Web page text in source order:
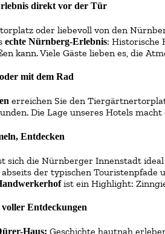
direkt vor der Tür
oder liebevoll von den
echte Nürnberg-Erlebnis: Historische
kann. Viele Gäste lieben es, die
mit dem Rad
erreichen Sie den
Die Lage unseres Hotels macht
Entdecken
sich die Nürnberger Innenstadt
abseits der typischen Touristenpfade
ist ein Highlight:
Entdeckungen
Haus: Geschichte hautnah